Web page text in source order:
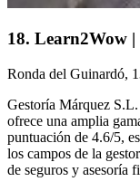
18. Learn2Wow
Ronda del Guinardó,
Gestoría Márquez
ofrece una amplia
puntuación de 4.6/5,
los campos de la
de seguros y asesoría